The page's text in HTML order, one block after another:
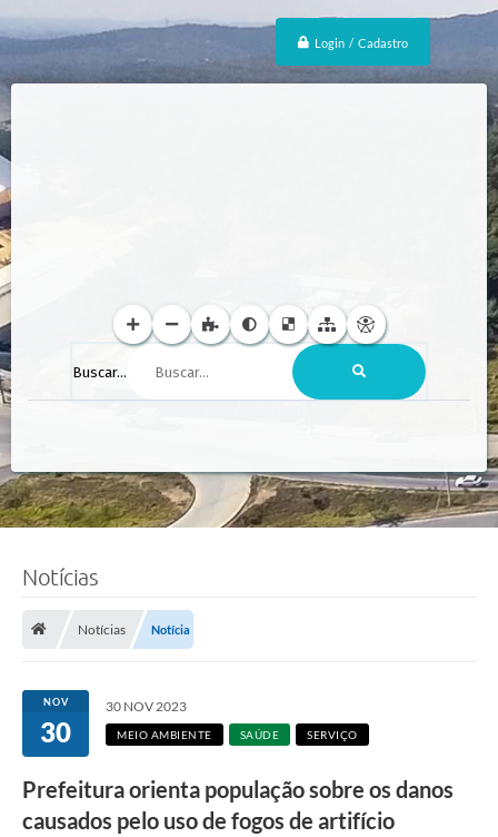
Login / Cadastro
Buscar...
Notícias
Notícias Notícia
NOV
30
30 NOV 2023
MEIO AMBIENTE SAÚDE SERVIÇO
Prefeitura orienta população sobre os danos
causados pelo uso de fogos de artifício